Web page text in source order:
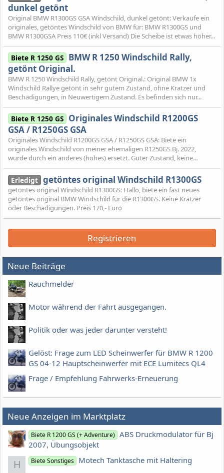
dunkel getönt
Original BMW R1300GS GSA Windschild, dunkel getönt: Verkaufe ein
originales, getöntes Windschild von BMW für: BMW R1300GS und
BMW R1300GSA Preis 110€ (inkl Versand) Die Scheibe ist etwas höher...
Biete R 1250 GS BMW R 1250 Windschild Rally,
getönt Original.
BMW R 1250 Windschild Rally, getönt Original.: Original BMW 1x
Windschild Rallye getönt in sehr gutem Zustand, ohne Kratzer und
Beschädigungen, in Neuwertigem Zustand. Es befinden sich nur...
Biete R 1250 GS Originales Windschild R1200GS
GSA / R1250GS GSA
Originales Windschild R1200GS GSA / R1250GS GSA: Biete ein
originales Windschild von meiner ehemaligen R1250GS Bj. 2022,
wurde durch ein anderes (hohes) ersetzt. Guter Zustand, keine...
Erledigt getöntes original Windschild R1300GS
getöntes original Windschild R1300GS: Hallo, biete ein fast neues
getöntes original BMW Windschild für die R1300GS. Keine Kratzer
oder Beschädigungen. Preis 170,- Euro
Registrieren
Neue Beiträge
Rauchmelder
Motor während der Fahrt ausgegangen.
Politik oder was jeder darunter versteht!
Gelöst: Frage zum LED Scheinwerfer für BMW R 1200
GS 04-12 Hauptscheinwerfer mit ECE Lumitecs QL4
Frage / Empfehlung Fahrwerks-Erneuerung
Neue Anzeigen im Marktplatz
Biete R 1200 GS (+ Adventure) ABS Druckmodulator für Bj
2007, Übungsobjekt
H Biete Sonstiges Motech Tanktasche mit Haltering